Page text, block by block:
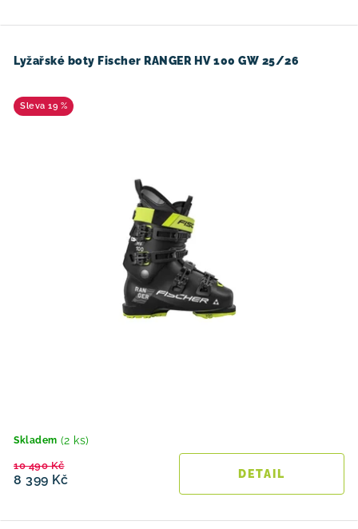
Lyžařské boty Fischer RANGER HV 100 GW 25/26
19 %
Skladem (2 ks)
8 399 Kč
10 490 Kč